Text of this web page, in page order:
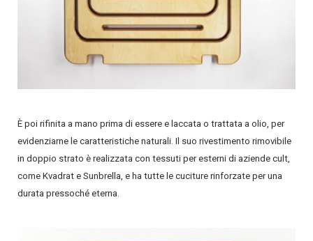
È poi rifinita a mano prima di essere e laccata o trattata a olio, per
evidenziarne le caratteristiche naturali. Il suo rivestimento rimovibile
in doppio strato è realizzata con tessuti per esterni di aziende cult,
come Kvadrat e Sunbrella, e ha tutte le cuciture rinforzate per una
durata pressoché eterna.